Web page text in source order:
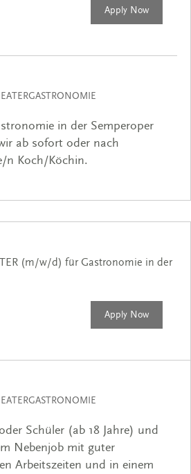
Apply Now
in der Semperoper
ab sofort oder nach
n Koch/Köchin.
(m/w/d) für Gastronomie in der
Apply Now
Schüler (ab 18 Jahre) und
Nebenjob mit guter
Arbeitszeiten und in einem